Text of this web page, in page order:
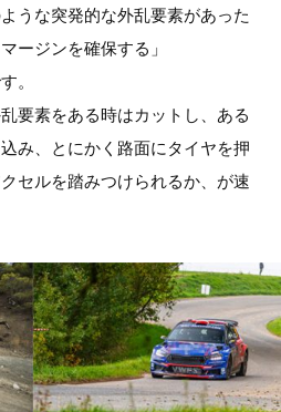
うな突発的な外乱要素があった
ージンを確保する」
。
要素をある時はカットし、ある
み、とにかく路面にタイヤを押
セルを踏みつけられるか、が速